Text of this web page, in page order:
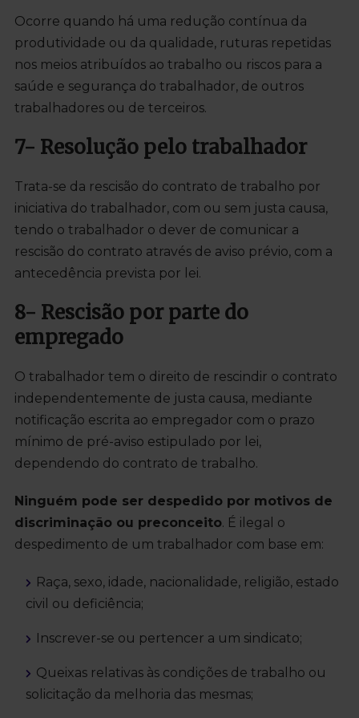
Ocorre quando há uma redução contínua da
produtividade ou da qualidade, ruturas repetidas
nos meios atribuídos ao trabalho ou riscos para a
saúde e segurança do trabalhador, de outros
trabalhadores ou de terceiros.
7- Resolução pelo trabalhador
Trata-se da rescisão do contrato de trabalho por
iniciativa do trabalhador, com ou sem justa causa,
tendo o trabalhador o dever de comunicar a
rescisão do contrato através de aviso prévio, com a
antecedência prevista por lei.
8- Rescisão por parte do
empregado
O trabalhador tem o direito de rescindir o contrato
independentemente de justa causa, mediante
notificação escrita ao empregador com o prazo
mínimo de pré-aviso estipulado por lei,
dependendo do contrato de trabalho.
Ninguém pode ser despedido por motivos de
discriminação ou preconceito. É ilegal o
despedimento de um trabalhador com base em:
Raça, sexo, idade, nacionalidade, religião, estado
civil ou deficiência;
Inscrever-se ou pertencer a um sindicato;
Queixas relativas às condições de trabalho ou
solicitação da melhoria das mesmas;